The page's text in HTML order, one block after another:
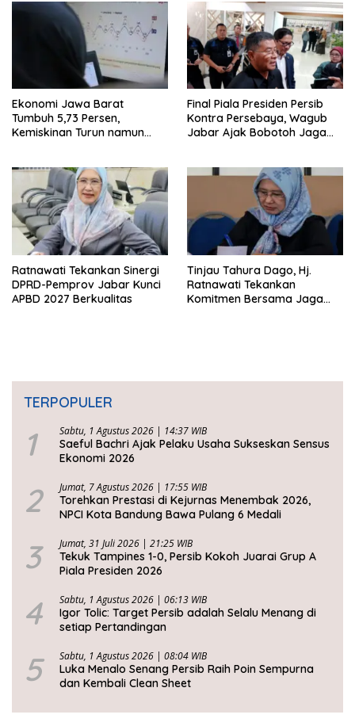
Ekonomi Jawa Barat
Tumbuh 5,73 Persen,
Kemiskinan Turun namun
Final Piala Presiden Persib
Kontra Persebaya, Wagub
Jabar Ajak Bobotoh Jaga
Ratnawati Tekankan Sinergi
DPRD-Pemprov Jabar Kunci
APBD 2027 Berkualitas
Tinjau Tahura Dago, Hj.
Ratnawati Tekankan
Komitmen Bersama Jaga
TERPOPULER
1 Sabtu, 1 Agustus 2026 | 14:37 WIB
Saeful Bachri Ajak Pelaku Usaha Sukseskan Sensus
Ekonomi 2026
2 Jumat, 7 Agustus 2026 | 17:55 WIB
Torehkan Prestasi di Kejurnas Menembak 2026,
NPCI Kota Bandung Bawa Pulang 6 Medali
3 Jumat, 31 Juli 2026 | 21:25 WIB
Tekuk Tampines 1-0, Persib Kokoh Juarai Grup A
Piala Presiden 2026
4 Sabtu, 1 Agustus 2026 | 06:13 WIB
Igor Tolic: Target Persib adalah Selalu Menang di
setiap Pertandingan
5 Sabtu, 1 Agustus 2026 | 08:04 WIB
Luka Menalo Senang Persib Raih Poin Sempurna
dan Kembali Clean Sheet